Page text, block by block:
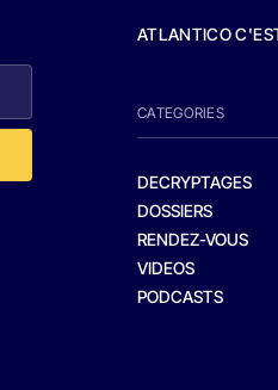
ATLANTICO
CATEGORIES
DECRYPTAGES
DOSSIERS
RENDEZ-VOUS
VIDEOS
PODCASTS